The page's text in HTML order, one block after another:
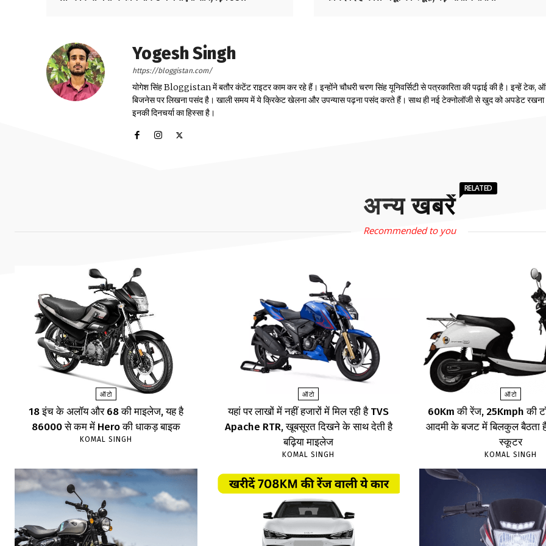
Yogesh Singh
https://bloggistan.com/
योगेश सिंह Bloggistan में बतौर कंटेंट राइटर काम कर रहे हैं। इन्होंने चौधरी चरण सिंह यूनिवर्सिटी से पत्रकारिता की पढ़ाई की है। इन्हें टेक,
बिजनेस पर लिखना पसंद है। खाली समय में ये क्रिकेट खेलना और उपन्यास पढ़ना पसंद करते हैं। साथ ही नई टेक्नोलॉजी से खुद को अपडेट रखना
इनकी दिनचर्या का हिस्सा है।
अन्य खबरें
RELATED
Recommended to you
ऑटो
18 इंच के अलॉय और 68 की माइलेज, यह है
86000 से कम में Hero की धाकड़ बाइक
KOMAL SINGH
ऑटो
यहां पर लाखों में नहीं हजारों में मिल रही है TVS
Apache RTR, खूबसूरत दिखने के साथ देती है
बढ़िया माइलेज
KOMAL SINGH
ऑटो
60Km की रेंज, 25Kmph की
आदमी के बजट में बिलकुल बैठता
स्कूटर
KOMAL SINGH